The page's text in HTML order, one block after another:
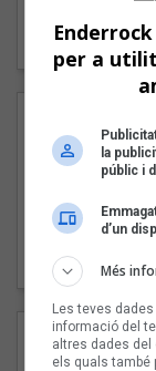
per a
la
públic i
d’un
Més
Les teves
informació del
altres dades del
els quals també